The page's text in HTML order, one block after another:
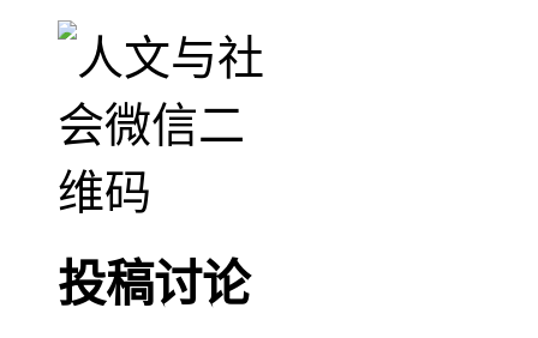
投稿讨论